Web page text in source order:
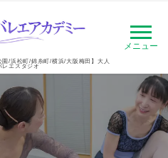
園/浜松町/錦糸町/横浜/大阪梅田】大人
レエスタジオ
メニュー